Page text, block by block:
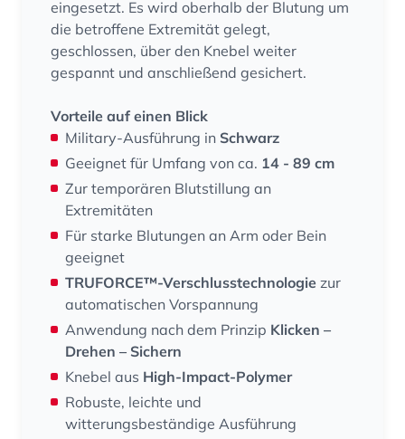
eingesetzt. Es wird oberhalb der Blutung um
die betroffene Extremität gelegt,
geschlossen, über den Knebel weiter
gespannt und anschließend gesichert.
Vorteile auf einen Blick
Military-Ausführung in Schwarz
Geeignet für Umfang von ca. 14 - 89 cm
Zur temporären Blutstillung an
Extremitäten
Für starke Blutungen an Arm oder Bein
geeignet
TRUFORCE™-Verschlusstechnologie zur
automatischen Vorspannung
Anwendung nach dem Prinzip Klicken –
Drehen – Sichern
Knebel aus High-Impact-Polymer
Robuste, leichte und
witterungsbeständige Ausführung